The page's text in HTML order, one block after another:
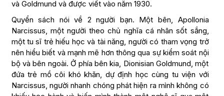
và Goldmund và được viết vào năm 1930.
Quyển sách nói về 2 người bạn. Một bên, Apollonia
Narcissus, một người theo chủ nghĩa cá nhân sốt sắng,
một tu sĩ trẻ hiếu học và tài năng, người có tham vọng trở
nên hiểu biết và mạnh mẽ hơn thông qua sự kiểm soát nội
bộ và bên ngoài. Ở phía bên kia, Dionisian Goldmund, một
đứa trẻ mồ côi khó khăn, dự định học cùng tu viện với
Narcissus, người nhanh chóng phát hiện ra mình không có